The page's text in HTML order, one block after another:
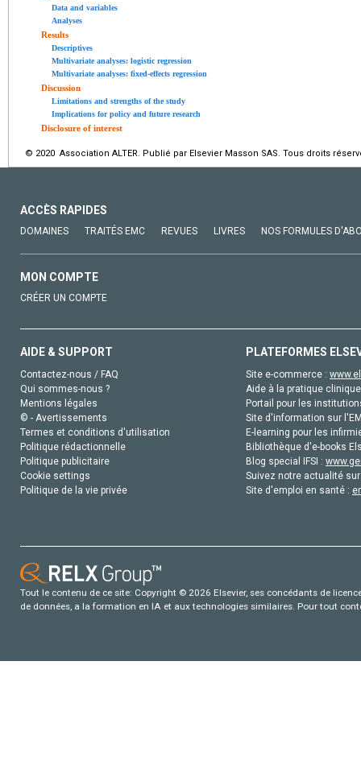
Data and variables
Analyses
Results
Descriptives
Multivariate analyses: logistic regression
Multivariate analyses: fixed-effects regression
Discussion
Limitations and strengths of the study
Implications for policy and future research
Disclosure of interest
© 2020 Association ALTER. Publié par Elsevier Masson SAS. Tous droits
ACCÈS RAPIDES
DOMAINES TRAITÉS EMC REVUES LIVRES NOS FORMULES
MON COMPTE
CRÉER UN COMPTE
AIDE & SUPPORT
Contactez-nous / FAQ
Qui sommes-nous ?
Mentions légales
© - Avertissements
Termes et conditions d'utilisation
Politique rédactionnelle
Politique publicitaire
Cookie settings
Politique de la vie privée
PLATEFORMES
Site e-commerce :
Aide à la pratique
Portail pour les
Site d'information sur
E-learning pour les
Bibliothèque d'e-books
Blog special IFSI :
Suivez notre actualité
Site d'emploi en santé :
Tout le contenu de ce site: Copyright © 2026 Elsevier, ses concédants de
de données, a la formation en IA et aux technologies similaires. Pour tout